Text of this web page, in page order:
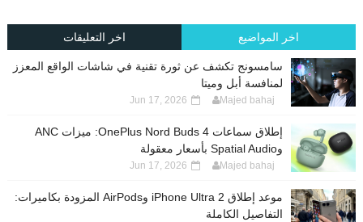
اخر المواضيع اخر التعليقات
سامسونج تكشف عن ثورة تقنية في شاشات الواقع المعزز
لمنافسة أبل وميتا
Majed bahaj
Jun 17, 2026
إطلاق سماعات OnePlus Nord Buds 4: ميزات ANC
وSpatial Audio بأسعار معقولة
Majed bahaj
Jun 17, 2026
موعد إطلاق iPhone Ultra 2 وAirPods المزودة بكاميرات:
التفاصيل الكاملة